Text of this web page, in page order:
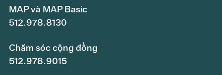
MAP và MAP Basic
512.978.8130
Chăm sóc cộng đồng
512.978.9015